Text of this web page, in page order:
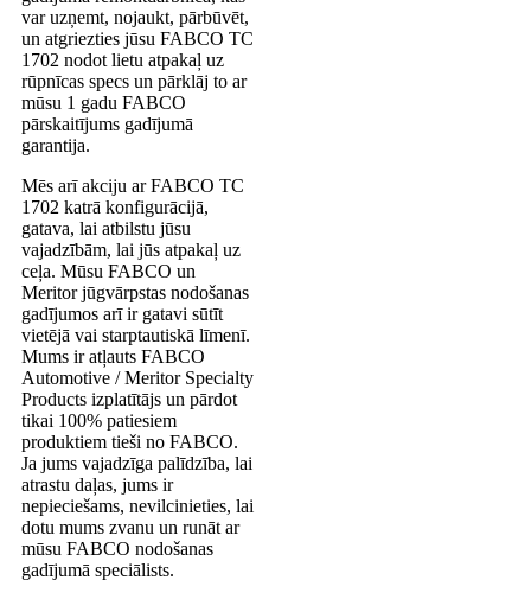
var uzņemt, nojaukt, pārbūvēt,
un atgriezties jūsu FABCO TC
1702 nodot lietu atpakaļ uz
rūpnīcas specs un pārklāj to ar
mūsu 1 gadu FABCO
pārskaitījums gadījumā
garantija.
Mēs arī akciju ar FABCO TC
1702 katrā konfigurācijā,
gatava, lai atbilstu jūsu
vajadzībām, lai jūs atpakaļ uz
ceļa. Mūsu FABCO un
Meritor jūgvārpstas nodošanas
gadījumos arī ir gatavi sūtīt
vietējā vai starptautiskā līmenī.
Mums ir atļauts FABCO
Automotive / Meritor Specialty
Products izplatītājs un pārdot
tikai 100% patiesiem
produktiem tieši no FABCO.
Ja jums vajadzīga palīdzība, lai
atrastu daļas, jums ir
nepieciešams, nevilcinieties, lai
dotu mums zvanu un runāt ar
mūsu FABCO nodošanas
gadījumā speciālists.